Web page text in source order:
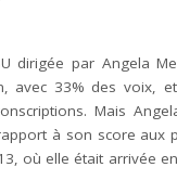
dirigée par Angela
avec 33% des voix,
Mais
à son score aux
où elle était arrivée